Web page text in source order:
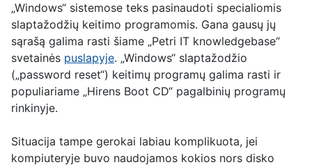
„Windows“ sistemose teks pasinaudoti specialiomis
slaptažodžių keitimo programomis. Gana gausų jų
sąrašą galima rasti šiame „Petri IT knowledgebase“
svetainės puslapyje. „Windows“ slaptažodžio
(„password reset“) keitimų programų galima rasti ir
populiariame „Hirens Boot CD“ pagalbinių programų
rinkinyje.
Situacija tampe gerokai labiau komplikuota, jei
kompiuteryje buvo naudojamos kokios nors disko